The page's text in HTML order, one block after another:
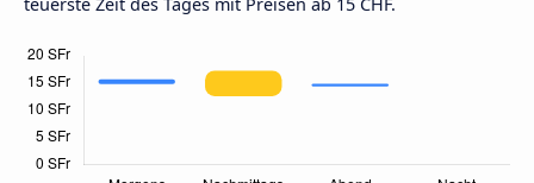
teuerste Zeit des Tages mit Preisen ab 15 CHF.